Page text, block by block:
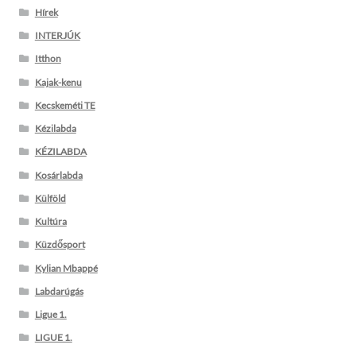
Hírek
INTERJÚK
Itthon
Kajak-kenu
Kecskeméti TE
Kézilabda
KÉZILABDA
Kosárlabda
Külföld
Kultúra
Küzdősport
Kylian Mbappé
Labdarúgás
Ligue 1.
LIGUE 1.